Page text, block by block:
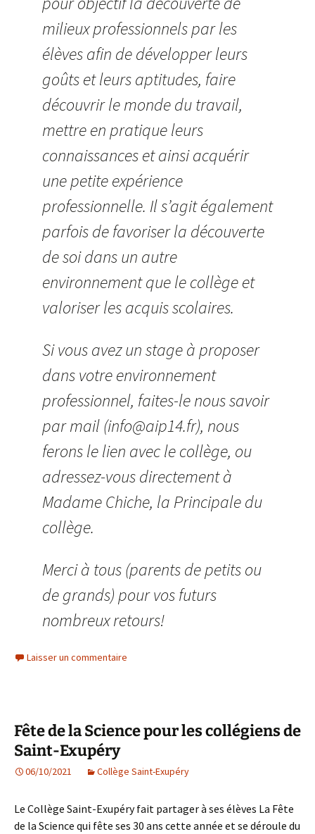
milieux professionnels par les
élèves afin de développer leurs
goûts et leurs aptitudes, faire
découvrir le monde du travail,
mettre en pratique leurs
connaissances et ainsi acquérir
une petite expérience
professionnelle. Il s’agit également
parfois de favoriser la découverte
de soi dans un autre
environnement que le collège et
valoriser les acquis scolaires.
Si vous avez un stage à proposer
dans votre environnement
professionnel, faites-le nous savoir
par mail (info@aip14.fr), nous
ferons le lien avec le collège, ou
adressez-vous directement à
Madame Chiche, la Principale du
collège.
Merci à tous (parents de petits ou
de grands) pour vos futurs
nombreux retours!
Laisser un commentaire
Fête de la Science pour les collégiens de
Saint-Exupéry
06/10/2021 Collège Saint-Exupéry
Le Collège Saint-Exupéry fait partager à ses élèves La Fête
de la Science qui fête ses 30 ans cette année et se déroule du